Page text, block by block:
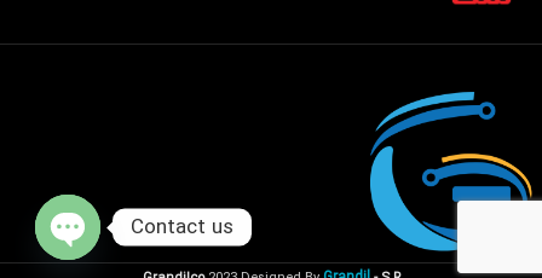
Contact us
Open